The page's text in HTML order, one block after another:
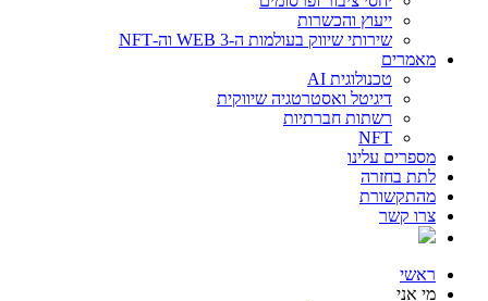
ייעוץ והכשרות
שירותי שיווק בעולמות ה-WEB 3 וה-NFT
מאמרים
טכנולוגית AI
דיגיטל ואסטרטגיה שיווקית
רשתות חברתיות
NFT
מספרים עלינו
לתת בחזרה
מהתקשורת
צרו קשר
ראשי
מי אני